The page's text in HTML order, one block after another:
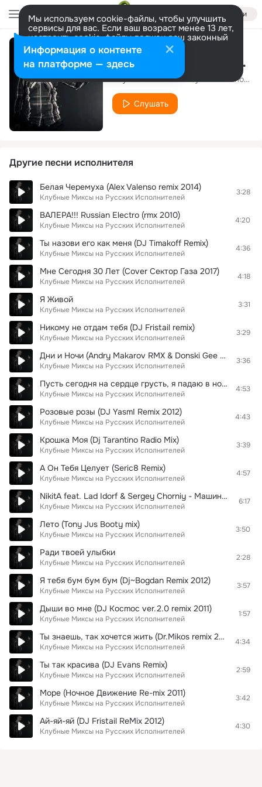
Войти
Мы используем cookie-файлы, чтобы улучшить
сервисы для вас. Если ваш возраст менее 13 лет,
настроить cookie-файлы должен ваш законный
представитель. Больше информации
Разрешить все Настроить Прости меня,мне время нужно,к тебе душа неравнодушна (Remix 2010)
Клубные Миксы на Русских Исполнителей
Слушать
Другие песни исполнителя
Белая Черемуха (Alex Valenso remix 2014)
Клубные Миксы на Русских Исполнителей
3:28
ВАЛЕРА!!! Russian Electro (rmx 2010)
Клубные Миксы на Русских Исполнителей
4:20
Ты назови его как меня (DJ Timakoff Remix)
Клубные Миксы на Русских Исполнителей
4:36
Мне Сегодня 30 Лет (Сover Сектор Газа 2017)
Клубные Миксы на Русских Исполнителей
4:18
Я Живой
Клубные Миксы на Русских Исполнителей
3:31
Никому не отдам тебя (DJ Fristail remix)
Клубные Миксы на Русских Исполнителей
3:29
Дни и Ночи (Andry Makarov RMX & Donski Gee Remake)
Клубные Миксы на Русских Исполнителей
3:36
Пусть сегодня на сердце грусть, я падаю в ночь без чувств....(Dfm mix 2010)
Клубные Миксы на Русских Исполнителей
4:53
Розовые розы (DJ YasmI Remix 2012)
Клубные Миксы на Русских Исполнителей
4:43
Крошка Моя (Dj Tarantino Radio Mix)
Клубные Миксы на Русских Исполнителей
3:39
А Он Тебя Целует (Seric8 Remix)
Клубные Миксы на Русских Исполнителей
4:57
NikitA feat. Lad Idorf & Sergey Chorniy - Машина (Black Club Mix)
Клубные Миксы на Русских Исполнителей
6:17
Лето (Tony Jus Booty mix)
Клубные Миксы на Русских Исполнителей
3:50
Ради твоей улыбки
Клубные Миксы на Русских Исполнителей
2:28
Я тебя бум бум бум (Dj~Bogdan Remix 2012)
Клубные Миксы на Русских Исполнителей
3:57
Дыши во мне (DJ Kocmoc ver.2.0 remix 2011)
Клубные Миксы на Русских Исполнителей
1:57
Ты знаешь, так хочется жить (Dr.Mikos remix 2013)
Клубные Миксы на Русских Исполнителей
4:34
Ты так красива (DJ Evans Remix)
Клубные Миксы на Русских Исполнителей
2:59
Море (Ночное Движение Re-mix 2011)
Клубные Миксы на Русских Исполнителей
3:42
Ай-яй-яй (DJ Fristail ReMix 2012)
Клубные Миксы на Русских Исполнителей
4:30
Информация о контенте
на платформе — здесь